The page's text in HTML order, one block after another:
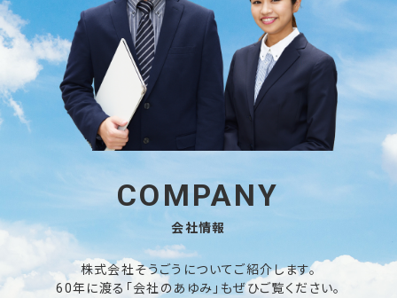
COMPANY
会社情報
株式会社そうごうについてご紹介します。
60年に渡る「会社のあゆみ」もぜひご覧ください。